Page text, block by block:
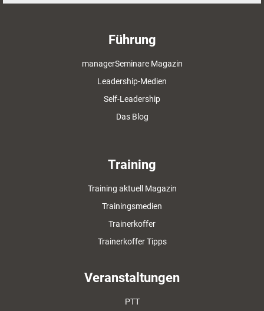
Führung
managerSeminare Magazin
Leadership-Medien
Self-Leadership
Das Blog
Training
Training aktuell Magazin
Trainingsmedien
Trainerkoffer
Trainerkoffer Tipps
Veranstaltungen
PTT